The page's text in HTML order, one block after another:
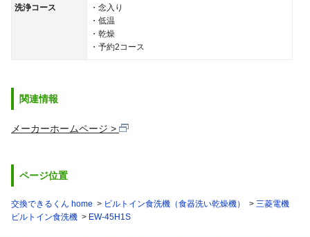
洗浄コース
・念入り
・低温
・乾燥
・予約2コース
関連情報
メーカーホームページ
ページ位置
交換できるくん home ビルトイン食洗機（食器洗い乾燥機）
三菱電機
ビルトイン食洗機
EW-45H1S